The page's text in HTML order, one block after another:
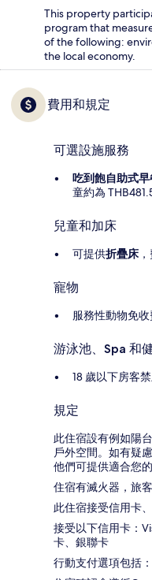
This property
program that
of the following:
the local economy.
費用和規定
可選設施服務
吃到飽自助式早
童約為
兒童和加床
可提供折疊床
寵物
服務性動物免
游泳池、Spa 和
18 歲以下房客
規定
此住宿設有例如陽
戶外空間。如有疑
他們可提供適合您的
住宿有滅火器，旅
此住宿接受信用卡
接受以下信用卡：
卡、銀聯卡
行動支付選項包括